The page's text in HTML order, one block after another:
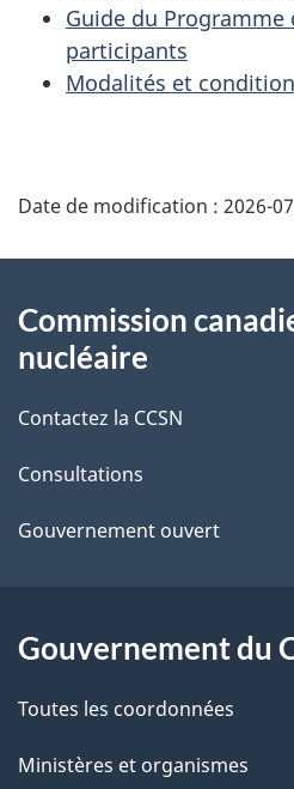
Guide du
participants
Modalités et
é
a
i
l
s
d
l
a
Date de modification : 2026-
propos
ce
site
Commission
nucléaire
Contactez la CCSN
Consultations
Gouvernement ouvert
Gouvernement du
Toutes les coordonnées
Ministères et organismes